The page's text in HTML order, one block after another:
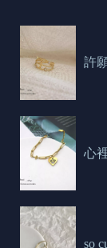
許
心
so